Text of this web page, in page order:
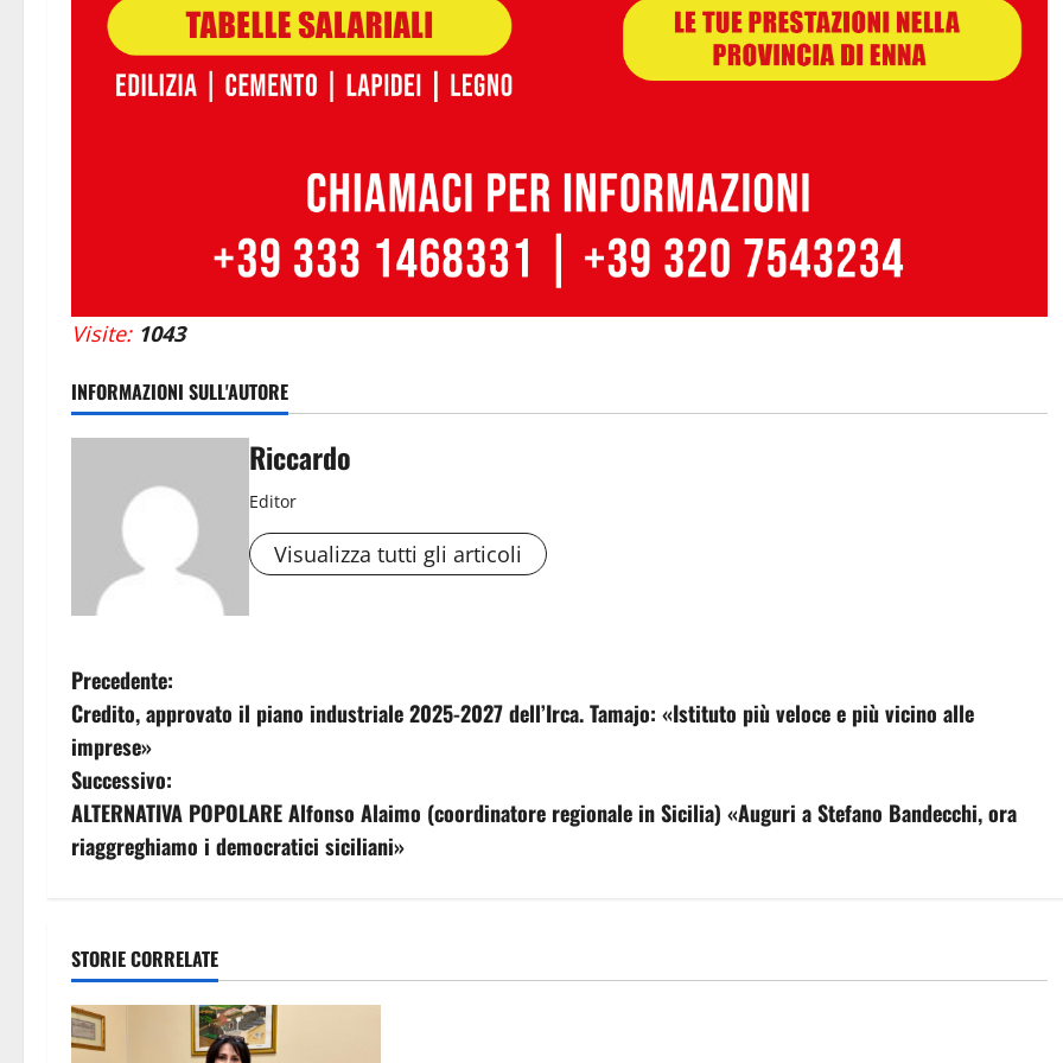
Visite: 1043
INFORMAZIONI SULL'AUTORE
Riccardo
Editor
Visualizza tutti gli articoli
N
a
v
i
z
i
Precedente:
Credito, approvato il piano industriale 2025-2027 dell’Irca. Tamajo: «Istituto più veloce e più vicino alle
imprese»
Successivo:
ALTERNATIVA POPOLARE Alfonso Alaimo (coordinatore regionale in Sicilia) «Auguri a Stefano Bandecchi, ora
riaggreghiamo i democratici siciliani»
STORIE CORRELATE